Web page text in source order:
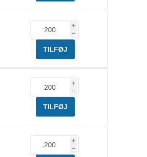
i
h
i
h
i
h